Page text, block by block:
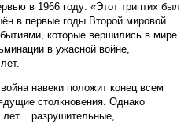
в 1966 году: «Этот триптих был
в первые годы Второй мировой
которые вершились в мире
в ужасной войне,
навеки положит конец всем
столкновения. Однако
разрушительные,